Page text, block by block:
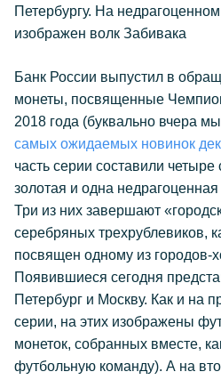
Петербургу. На
изображен волк Забивака
Банк России выпустил в
монеты, посвященные
2018 года (буквально вчера
самых ожидаемых новинок
часть серии составили
золотая и одна
Три из них завершают
серебряных трехрублевиков,
посвящен одному из городов-
Появившиеся сегодня
Петербург и Москву. Как и на
серии, на этих изображены
монеток, собранных вместе,
футбольную команду). А на